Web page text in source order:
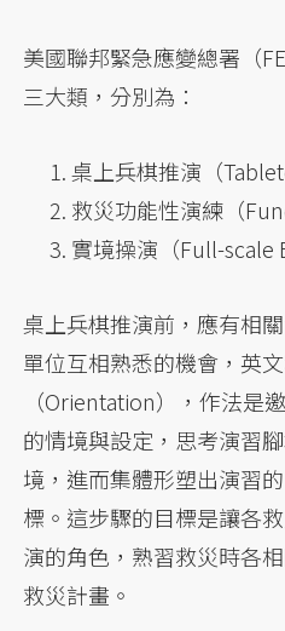
美國聯邦緊急應變總署（
三大類，分別為：
桌上兵棋推演（
救災功能性演練（
實境操演（Full-scale
桌上兵棋推演前，應有相
單位互相熟悉的機會，英
（Orientation），作法是
的情境與設定，思考演習
境，進而集體形塑出演習
標。這步驟的目標是讓各
演的角色，熟習救災時各
救災計畫。